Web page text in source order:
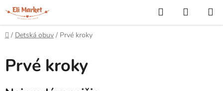
Prejsť
na
obsah
Hľadať
KOŠÍK
Domov
/ Detská obuv / Prvé kroky
Prvé kroky